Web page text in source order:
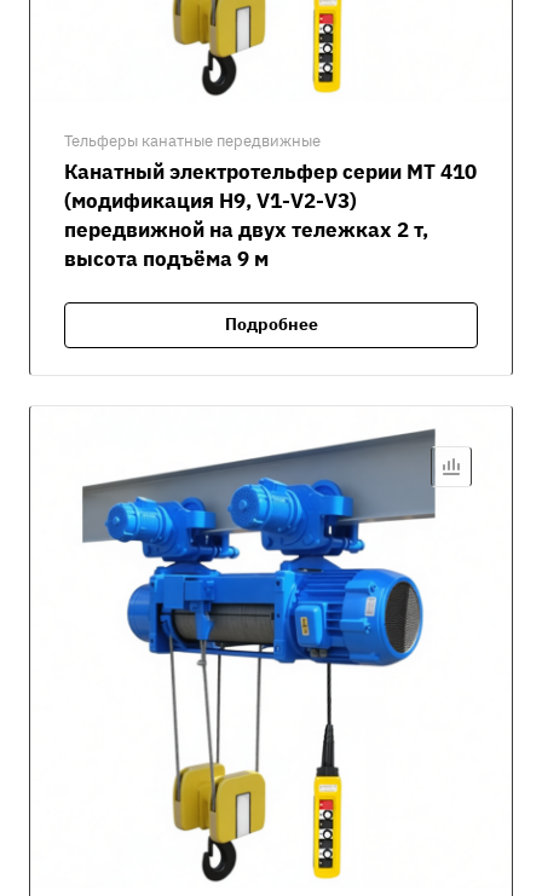
Тельферы канатные передвижные
Канатный электротельфер серии MT 410
(модификация H9, V1-V2-V3)
передвижной на двух тележках 2 т,
высота подъёма 9 м
Подробнее